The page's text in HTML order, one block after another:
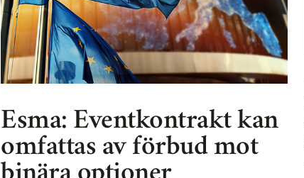
Esma: Eventkontrakt kan
omfattas av förbud mot